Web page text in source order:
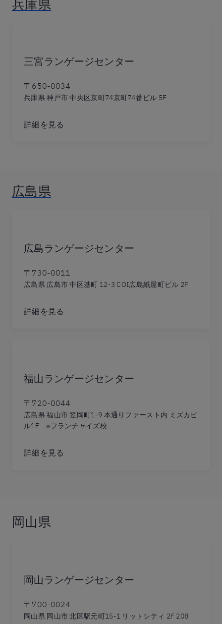
兵庫県
三宮ランゲージセンター
〒650-0034
兵庫県 神戸市 中央区京町74京町74番ビル 5F
詳細を見る
広島県
広島ランゲージセンター
〒730-0011
広島県 広島市 中区基町 12-3 COI広島紙屋町ビル 2F
詳細を見る
福山ランゲージセンター
〒720-0044
広島県 福山市 笠岡町1-9 本通りファースト内 ミズカビ
ル1F ※フランチャイズ校
詳細を見る
岡山県
岡山ランゲージセンター
〒700-0024
岡山県 岡山市 北区駅元町15-1 リットシティ 2F 208